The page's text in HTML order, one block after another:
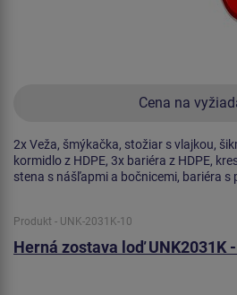
Cena na
2x Veža, šmýkačka, stožiar s vlajkou,
kormidlo z HDPE, 3x bariéra z HDPE,
stena s nášľapmi a bočnicemi, bariéra s
Produkt - UNK-2031K-10
Herná zostava loď UNK2031K